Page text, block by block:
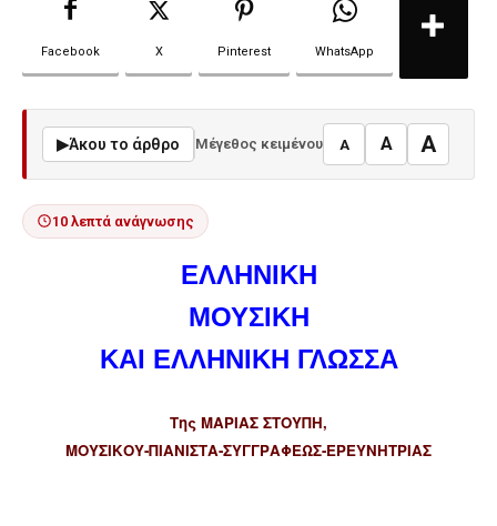
Facebook X Pinterest WhatsApp
▶Άκου το άρθρο Μέγεθος κειμένου A A A
10 λεπτά ανάγνωσης
ΕΛΛΗΝΙΚΗ
ΜΟΥΣΙΚΗ
ΚΑΙ ΕΛΛΗΝΙΚΗ ΓΛΩΣΣΑ
Της ΜΑΡΙΑΣ ΣΤΟΥΠΗ,
ΜΟΥΣΙΚΟΥ-ΠΙΑΝΙΣΤΑ-ΣΥΓΓΡΑΦΕΩΣ-ΕΡΕΥΝΗΤΡΙΑΣ